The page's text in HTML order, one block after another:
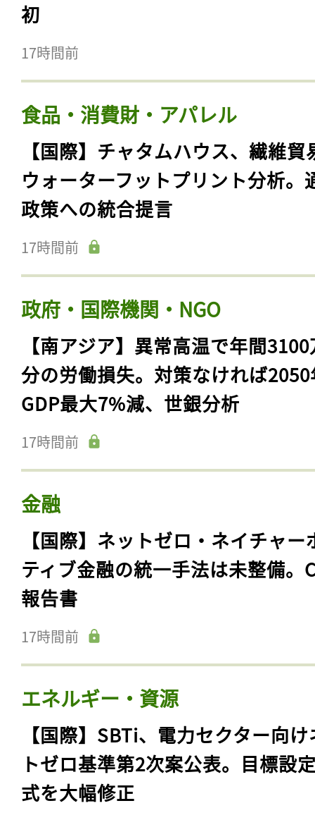
初
17時間前
食品・消費財・アパレル
【国際】チャタムハウス、繊維貿
ウォーターフットプリント分析。
政策への統合提言
17時間前
政府・国際機関・NGO
【南アジア】異常高温で年間
分の労働損失。対策なければ
GDP最大7%減、世銀分析
17時間前
金融
【国際】ネットゼロ・ネイチャー
ティブ金融の統一手法は未整備。
報告書
17時間前
エネルギー・資源
【国際】SBTi、電力セクター向
トゼロ基準第2次案公表。目標設
式を大幅修正